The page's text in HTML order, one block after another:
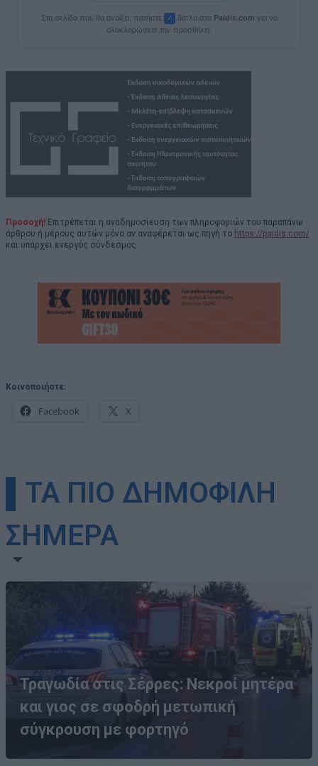
Στη σελίδα που θα ανοίξει, πατήστε ✓ δίπλα στο Paidis.com για να
ολοκληρώσετε την προσθήκη.
Προσοχή! Επιτρέπεται η αναδημοσίευση των πληροφοριών του παραπάνω
άρθρου ή μέρους αυτών μόνο αν αναφέρεται ως πηγή το https://paidis.com/
και υπάρχει ενεργός σύνδεσμος.
Κοινοποιήστε:
Facebook X
▌ΤΑ ΠΙΟ ΔΗΜΟΦΙΛΗ
ΣΗΜΕΡΑ
Τραγωδία στις Σέρρες: Νεκροί μητέρα
και γιος σε σφοδρή μετωπική
σύγκρουση με φορτηγό